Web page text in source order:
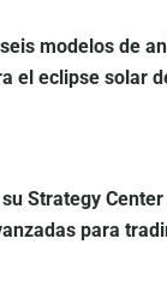
modelos de
el eclipse solar
Strategy
para